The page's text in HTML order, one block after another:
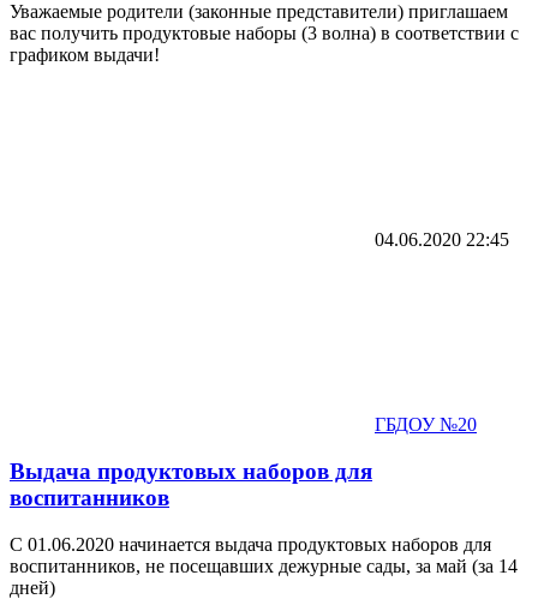
Уважаемые родители (законные представители) приглашаем
вас получить продуктовые наборы (3 волна) в соответствии с
графиком выдачи!
04.06.2020 22:45
ГБДОУ №20
Выдача продуктовых наборов для
воспитанников
С 01.06.2020 начинается выдача продуктовых наборов для
воспитанников, не посещавших дежурные сады, за май (за 14
дней)